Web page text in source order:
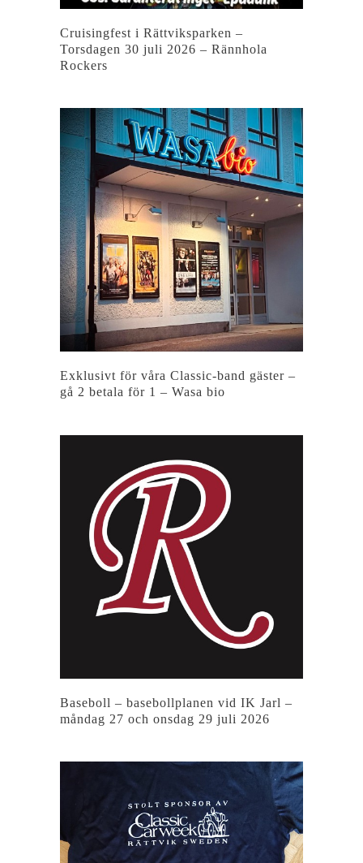
Cruisingfest i Rättviksparken –
Torsdagen 30 juli 2026 – Rännhola
Rockers
Exklusivt för våra Classic-band gäster –
gå 2 betala för 1 – Wasa bio
Baseboll – basebollplanen vid IK Jarl –
måndag 27 och onsdag 29 juli 2026